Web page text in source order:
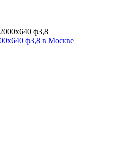
ф3,8 в Москве